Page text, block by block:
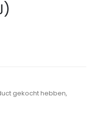
gekocht hebben,